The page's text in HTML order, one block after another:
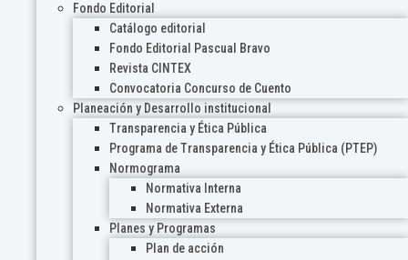
Fondo Editorial
Catálogo editorial
Fondo Editorial Pascual Bravo
Revista CINTEX
Convocatoria Concurso de Cuento
Planeación y Desarrollo institucional
Transparencia y Ética Pública
Programa de Transparencia y Ética Pública (PTEP)
Normograma
Normativa Interna
Normativa Externa
Planes y Programas
Plan de acción